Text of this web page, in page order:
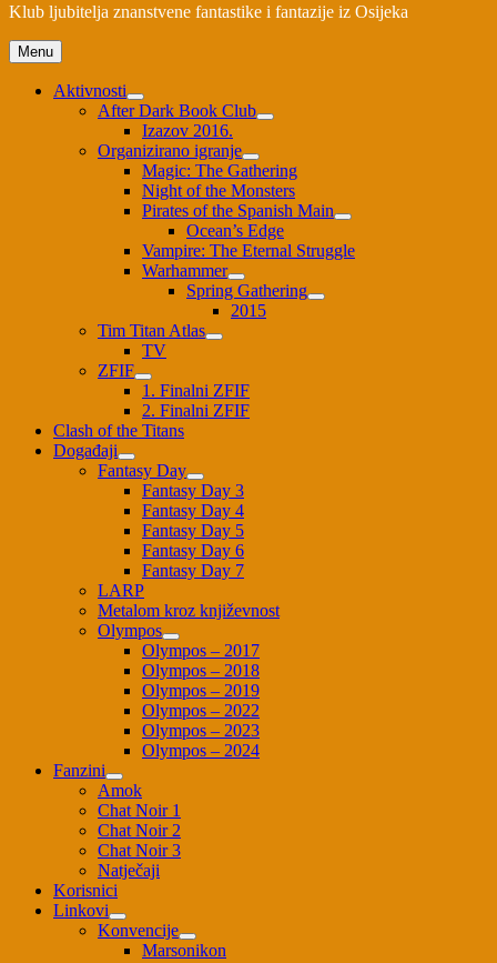
Klub ljubitelja znanstvene fantastike i fantazije iz Osijeka
Menu
Aktivnosti
After Dark Book Club
Izazov 2016.
Organizirano igranje
Magic: The Gathering
Night of the Monsters
Pirates of the Spanish Main
Ocean’s Edge
Vampire: The Eternal Struggle
Warhammer
Spring Gathering
2015
Tim Titan Atlas
TV
ZFIF
1. Finalni ZFIF
2. Finalni ZFIF
Clash of the Titans
Događaji
Fantasy Day
Fantasy Day 3
Fantasy Day 4
Fantasy Day 5
Fantasy Day 6
Fantasy Day 7
LARP
Metalom kroz književnost
Olympos
Olympos – 2017
Olympos – 2018
Olympos – 2019
Olympos – 2022
Olympos – 2023
Olympos – 2024
Fanzini
Amok
Chat Noir 1
Chat Noir 2
Chat Noir 3
Natječaji
Korisnici
Linkovi
Konvencije
Marsonikon